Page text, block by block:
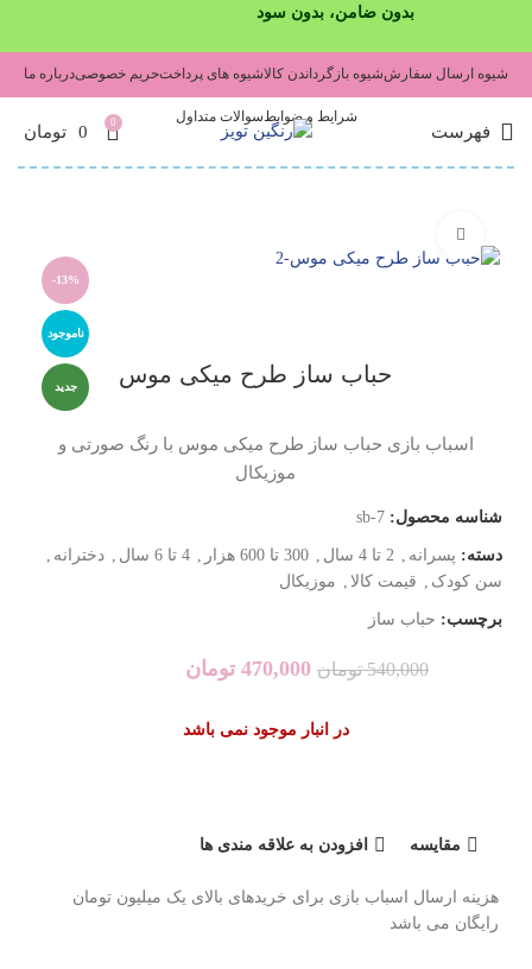
بدون ضامن، بدون سود
شیوه ارسال سفارششیوه بازگرداندن کالاشیوه های پرداختحریم خصوصیدرباره ما
شرایط و ضوابطسوالات متداول
فهرست 0
0 تومان
-13%
ناموجود
جدید حباب ساز طرح میکی موس
اسباب بازی حباب ساز طرح میکی موس با رنگ صورتی و
موزیکال
شناسه محصول:sb-7
دسته: پسرانه 2 تا 4 سال 300 تا 600 هزار 4 تا 6 سال دخترانه
سن کودک
قیمت کالا موزیکال
برچسب: حباب ساز
540,000 تومان 470,000 تومان
در انبار موجود نمی باشد
مقایسه افزودن به علاقه مندی ها
هزینه ارسال اسباب بازی برای خریدهای بالای یک میلیون تومان
رایگان می باشد